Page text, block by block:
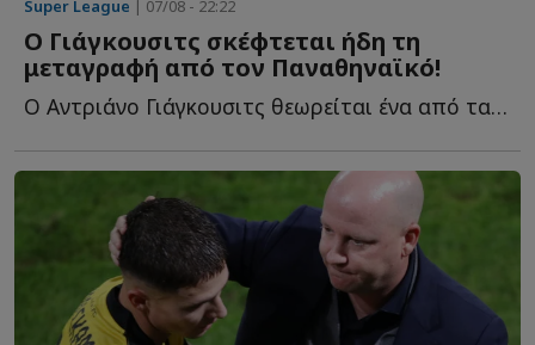
Super League | 07/08 - 22:22
Ο Γιάγκουσιτς σκέφτεται ήδη τη
μεταγραφή από τον Παναθηναϊκό!
Ο Αντριάνο Γιάγκουσιτς θεωρείται ένα από τα μεγαλύτερα π...